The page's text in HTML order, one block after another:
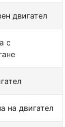
двигател
с
на двигател